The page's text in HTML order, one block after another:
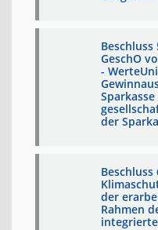
Beschluss
GeschO
-
der
Beschluss
der
Rahmen